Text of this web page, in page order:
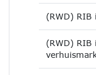
(RWD) RIB
(RWD) RIB